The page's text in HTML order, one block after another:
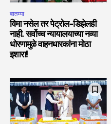
बातम्या
विमा नसेल तर पेट्रोल-डिझेलही
नाही. सर्वोच्च न्यायालयाच्या नव्या
धोरणामुळे वाहनधारकांना मोठा
इशारा!